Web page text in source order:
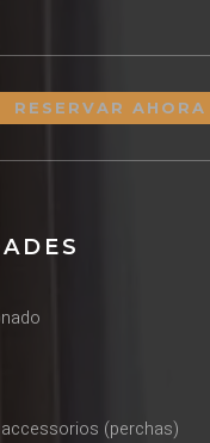
RESERVAR AHORA
(perchas)